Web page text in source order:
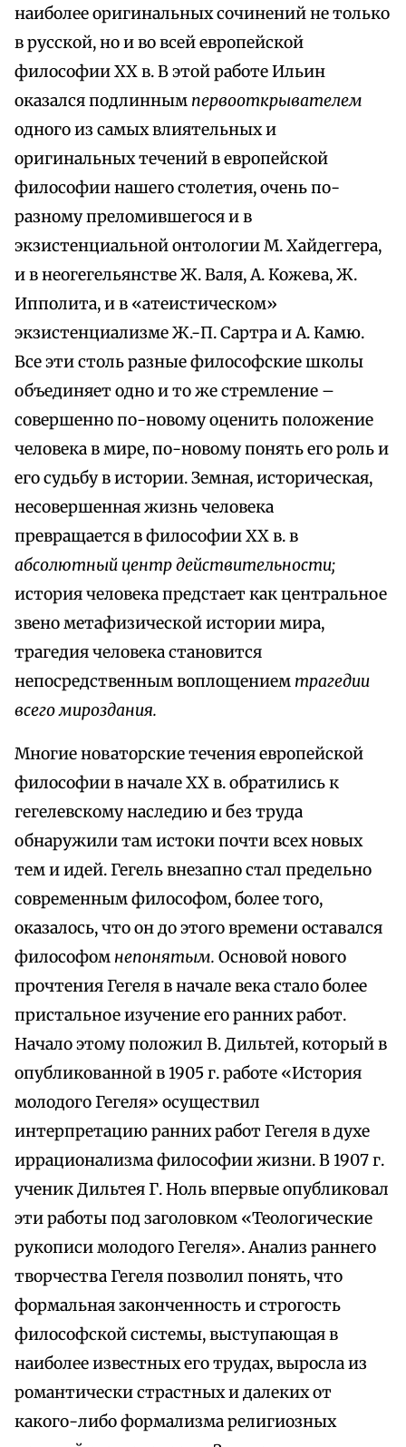
наиболее оригинальных сочинений не только
в русской, но и во всей европейской
философии XX в. В этой работе Ильин
оказался подлинным первооткрывателем
одного из самых влиятельных и
оригинальных течений в европейской
философии нашего столетия, очень по-
разному преломившегося и в
экзистенциальной онтологии М. Хайдеггера,
и в неогегельянстве Ж. Валя, А. Кожева, Ж.
Ипполита, и в «атеистическом»
экзистенциализме Ж.-П. Сартра и А. Камю.
Все эти столь разные философские школы
объединяет одно и то же стремление –
совершенно по-новому оценить положение
человека в мире, по-новому понять его роль и
его судьбу в истории. Земная, историческая,
несовершенная жизнь человека
превращается в философии XX в. в
абсолютный центр действительности;
история человека предстает как центральное
звено метафизической истории мира,
трагедия человека становится
непосредственным воплощением трагедии
всего мироздания.
Многие новаторские течения европейской
философии в начале XX в. обратились к
гегелевскому наследию и без труда
обнаружили там истоки почти всех новых
тем и идей. Гегель внезапно стал предельно
современным философом, более того,
оказалось, что он до этого времени оставался
философом непонятым. Основой нового
прочтения Гегеля в начале века стало более
пристальное изучение его ранних работ.
Начало этому положил В. Дильтей, который в
опубликованной в 1905 г. работе «История
молодого Гегеля» осуществил
интерпретацию ранних работ Гегеля в духе
иррационализма философии жизни. В 1907 г.
ученик Дильтея Г. Ноль впервые опубликовал
эти работы под заголовком «Теологические
рукописи молодого Гегеля». Анализ раннего
творчества Гегеля позволил понять, что
формальная законченность и строгость
философской системы, выступающая в
наиболее известных его трудах, выросла из
романтически страстных и далеких от
какого-либо формализма религиозных